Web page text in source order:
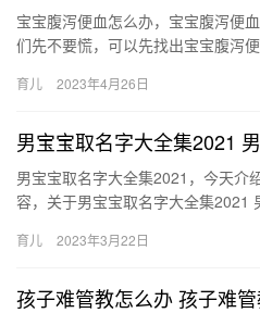
宝宝腹泻便血怎么办，宝宝腹泻便
们先不要慌，可以先找出宝宝腹泻
现…
育儿 2023年4月26日
男宝宝取名字大全集2021
男宝宝取名字大全集2021，今天介
容，关于男宝宝取名字大全集2021
育儿 2023年3月22日
孩子难管教怎么办 孩子难